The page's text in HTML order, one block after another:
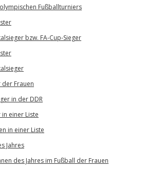
Fußballturniers
bzw. FA-Cup-Sieger
Frauen
in der DDR
in einer Liste
in einer Liste
Jahres
des Jahres im Fußball der Frauen